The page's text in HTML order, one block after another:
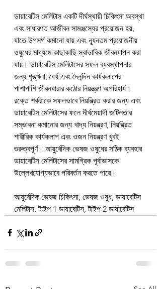
ডায়াবেটিস মেলিটাস একটি দীর্ঘস্থায়ী চিকিৎসা অবস্থা
এবং সাধারণত আজীবন সামঞ্জস্যের প্রয়োজন হয়,
যাতে উপসর্গ কমানো যায় এবং ন্যূনতম প্রয়োজনীয়
ওষুধের মাধ্যমে কাছাকাছি স্বাভাবিক জীবনযাপন করা
যায়। ডায়াবেটিস মেলিটাসের সফল ব্যবস্থাপনার
জন্য শৃঙ্খলা, ধৈর্য এবং দৈনন্দিন কার্যকলাপের
পাশাপাশি জীবনধারার কঠোর নিয়ন্ত্রণ অপরিহার্য।
রক্তে শর্করাকে সফলভাবে নিয়ন্ত্রিত করার জন্য এবং
ডায়াবেটিস মেলিটাসের ফলে দীর্ঘমেয়াদী জটিলতার
সম্ভাবনা কমানোর জন্য খাদ্য নিয়ন্ত্রণ, নিয়ন্ত্রিত
শারীরিক কার্যকলাপ এবং ওজন নিয়ন্ত্রণ খুবই
গুরুত্বপূর্ণ। আয়ুর্বেদিক ভেষজ ওষুধের সঠিক ব্যবহার
ডায়াবেটিস মেলিটাসের সামগ্রিক পূর্বাভাসকে
উল্লেখযোগ্যভাবে পরিবর্তন করতে পারে।
আয়ুর্বেদিক ভেষজ চিকিৎসা, ভেষজ ওষুধ, ডায়াবেটিস
মেলিটাস, টাইপ 1 ডায়াবেটিস, টাইপ 2 ডায়াবেটিস